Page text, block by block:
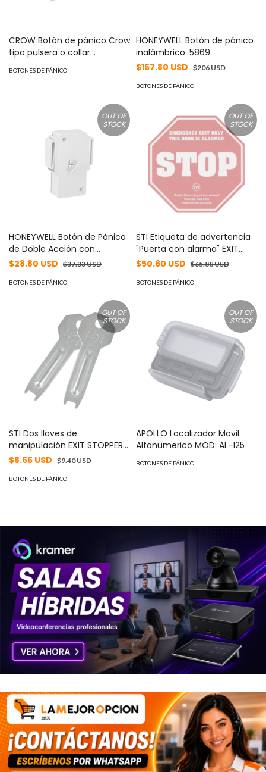
CROW Botón de pánico Crow
tipo pulsera o collar
impermeable MOD:
FWPANIC-9FB
BOTONES DE PÁNICO
HONEYWELL Botón de pánico
inalámbrico. 5869
$157.80 USD $206 USD
BOTONES DE PÁNICO
OUT OF
STOCK
HONEYWELL Botón de Pánico
de Doble Acción con
Restablecimiento Manual
$28.80 USD $37.33 USD
BOTONES DE PÁNICO
OUT OF
STOCK
STI Etiqueta de advertencia
"Puerta con alarma" EXIT
STOPPER® STI-6400 MOD:
$50.60 USD $65.88 USD
BOTONES DE PÁNICO
OUT OF
STOCK
STI Dos llaves de
manipulación EXIT STOPPER®
STI-6400 MOD: KIT-H19016
$8.65 USD $9.40 USD
BOTONES DE PÁNICO
OUT OF
STOCK
APOLLO Localizador Movil
Alfanumerico MOD: AL-125
BOTONES DE PÁNICO